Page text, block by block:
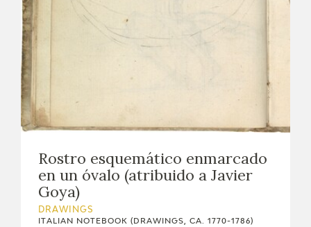
Rostro esquemático enmarcado
en un óvalo (atribuido a Javier
Goya)
DRAWINGS
ITALIAN NOTEBOOK (DRAWINGS, CA. 1770-1786)